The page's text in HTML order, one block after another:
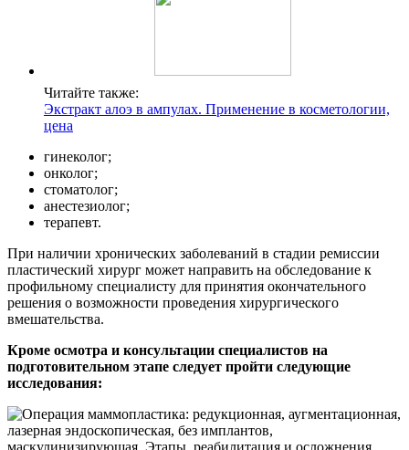
Читайте также:
Экстракт алоэ в ампулах. Применение в косметологии,
цена
гинеколог;
онколог;
стоматолог;
анестезиолог;
терапевт.
При наличии хронических заболеваний в стадии ремиссии
пластический хирург может направить на обследование к
профильному специалисту для принятия окончательного
решения о возможности проведения хирургического
вмешательства.
Кроме осмотра и консультации специалистов на
подготовительном этапе следует пройти следующие
исследования: